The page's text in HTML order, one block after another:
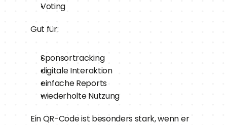
Voting
Gut für:
Sponsortracking
digitale Interaktion
einfache Reports
wiederholte Nutzung
Ein QR-Code ist besonders stark, wenn er